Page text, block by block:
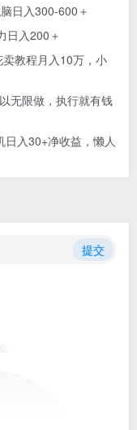
日入300-600＋
日入200＋
教程月入10万，小
无限做，执行就有钱
入30+净收益，懒人
提交